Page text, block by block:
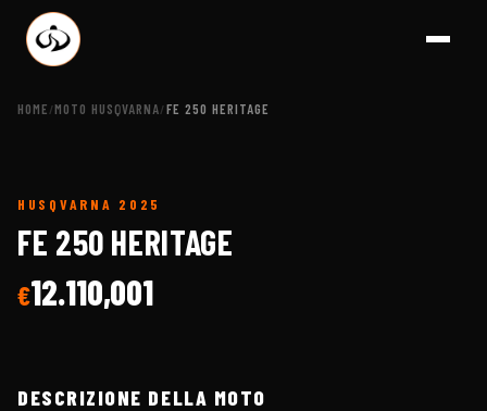
HOME /MOTO HUSQVARNA/FE 250 HERITAGE
HUSQVARNA 2025
FE 250 HERITAGE
€12.110,001
DESCRIZIONE DELLA MOTO